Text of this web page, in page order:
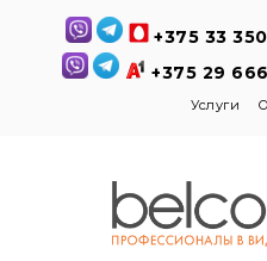
+375 33
+375 29
Услуги